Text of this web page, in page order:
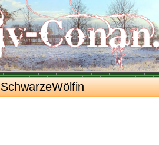
SchwarzeWölfin